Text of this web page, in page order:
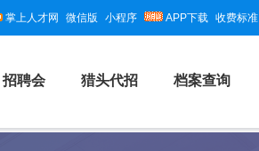
掌上人才网 微信版 小程序 APP下载 收费标准
招聘会 猎头代招 档案查询